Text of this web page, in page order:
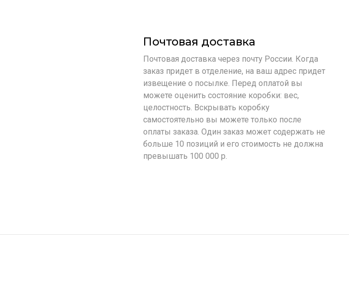
Почтовая доставка
Почтовая доставка через почту России. Когда
заказ придет в отделение, на ваш адрес придет
извещение о посылке. Перед оплатой вы
можете оценить состояние коробки: вес,
целостность. Вскрывать коробку
самостоятельно вы можете только после
оплаты заказа. Один заказ может содержать не
больше 10 позиций и его стоимость не должна
превышать 100 000 р.